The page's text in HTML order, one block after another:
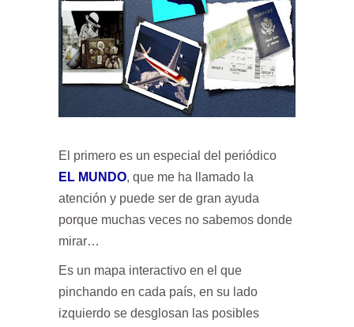
El primero es un especial del periódico
EL MUNDO, que me ha llamado la
atención y puede ser de gran ayuda
porque muchas veces no sabemos donde
mirar…
Es un mapa interactivo en el que
pinchando en cada país, en su lado
izquierdo se desglosan las posibles